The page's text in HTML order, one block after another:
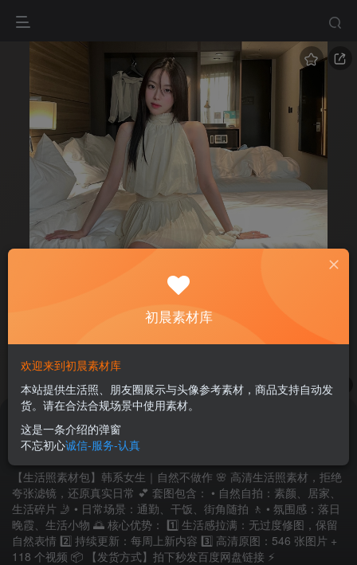
1/
韩系女生生活感写真｜清新自然 546张+118视频
【生活照素材包】韩系女生｜自然不做作 🌸 高清生活照素材，拒绝
夸张滤镜，还原真实日常 💕 套图包含： • 自然自拍：素颜、居家、
生活碎片 🤳 • 日常场景：通勤、干饭、街角随拍 🚶 • 氛围感：落日
晚霞、生活小物 🌅 核心优势： 1️⃣ 生活感拉满：无过度修图，保留
自然表情 2️⃣ 持续更新：每周上新内容 3️⃣ 高清原图：546 张图片 +
118 个视频 📦 【发货方式】拍下秒发百度网盘链接 ⚡
￥28.88
初晨素材库
欢迎来到初晨素材库
本站提供生活照、朋友圈展示与头像参考素材，商品支持自动发
货。请在合法合规场景中使用素材。
这是一条介绍的弹窗
不忘初心诚信-服务-认真